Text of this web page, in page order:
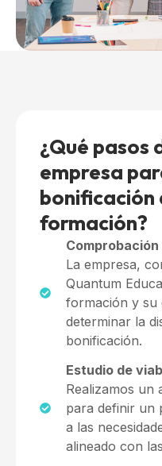
¿Qué pasos
empresa
bonificación
formación?
La empresa,
Quantum
formación y su
determinar la
bonificación.
Estudio de
Realizamos un
para definir un
a las
alineado con